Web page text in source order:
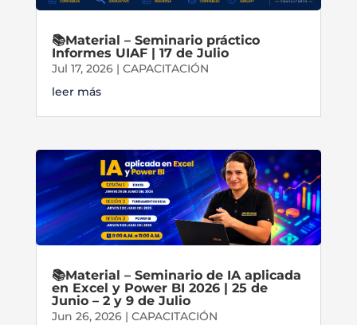
📚Material – Seminario práctico
Informes UIAF | 17 de Julio
Jul 17, 2026| CAPACITACIÓN
leer más
📚Material – Seminario de IA aplicada
en Excel y Power BI 2026 | 25 de
Junio – 2 y 9 de Julio
Jun 26, 2026| CAPACITACIÓN